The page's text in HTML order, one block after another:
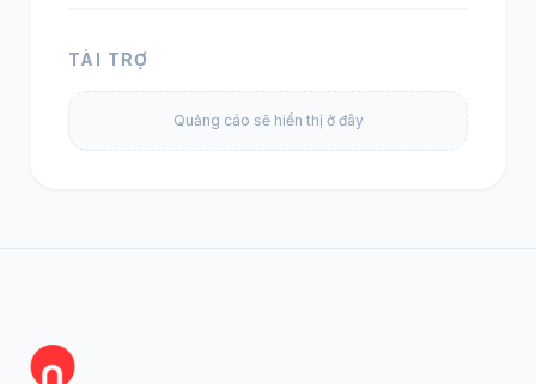
TÀI TRỢ
Quảng cáo sẽ hiển thị ở đây